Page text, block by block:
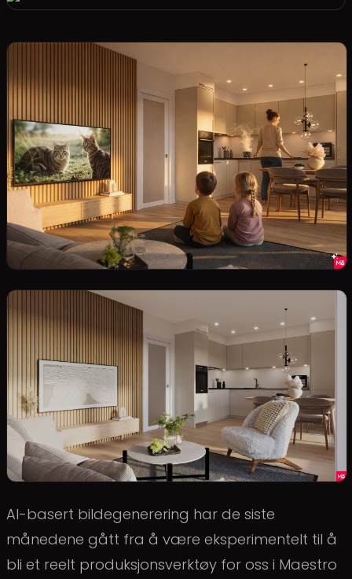
AI-basert bildegenerering har de siste
månedene gått fra å være eksperimentelt til å
bli et reelt produksjonsverktøy for oss i Maestro